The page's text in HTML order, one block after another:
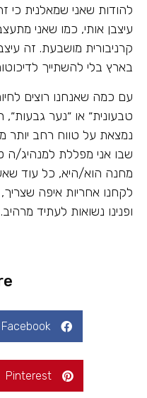
להודות שאני שמאלנית
עיצבן אותי, כמו שאני
קרניבורית מושבעת. זה
בארץ בלי להשתייך
עם כמה שאנחנו רוצים
טבעונית״ או ״נער
נמצאת על טווח רחב יותר
שבו אני מפללת למנהיג/ה
מחנה הוא/היא, כל עוד
לקחנו אחריות איפה
ופנינו נשואות לעתיד מרהיב.
Facebook
Pinterest